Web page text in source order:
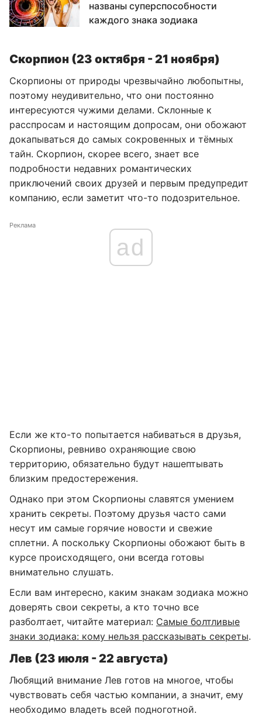
названы суперспособности
каждого знака зодиака
Скорпион (23 октября - 21 ноября)
Скорпионы от природы чрезвычайно любопытны,
поэтому неудивительно, что они постоянно
интересуются чужими делами. Склонные к
расспросам и настоящим допросам, они обожают
докапываться до самых сокровенных и тёмных
тайн. Скорпион, скорее всего, знает все
подробности недавних романтических
приключений своих друзей и первым предупредит
компанию, если заметит что-то подозрительное.
Реклама
ad
Если же кто-то попытается набиваться в друзья,
Скорпионы, ревниво охраняющие свою
территорию, обязательно будут нашептывать
близким предостережения.
Однако при этом Скорпионы славятся умением
хранить секреты. Поэтому друзья часто сами
несут им самые горячие новости и свежие
сплетни. А поскольку Скорпионы обожают быть в
курсе происходящего, они всегда готовы
внимательно слушать.
Если вам интересно, каким знакам зодиака можно
доверять свои секреты, а кто точно все
разболтает, читайте материал: Самые болтливые
знаки зодиака: кому нельзя рассказывать секреты.
Лев (23 июля - 22 августа)
Любящий внимание Лев готов на многое, чтобы
чувствовать себя частью компании, а значит, ему
необходимо владеть всей подноготной.